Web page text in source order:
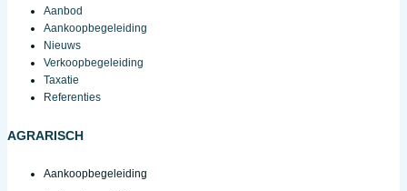
Aanbod
Aankoopbegeleiding
Nieuws
Verkoopbegeleiding
Taxatie
Referenties
AGRARISCH
Aankoopbegeleiding